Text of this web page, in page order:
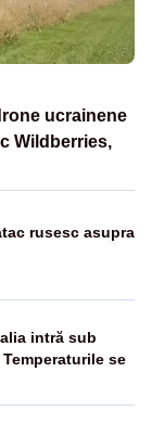
ucrainene
Wildberries,
rusesc asupra
intră sub
se